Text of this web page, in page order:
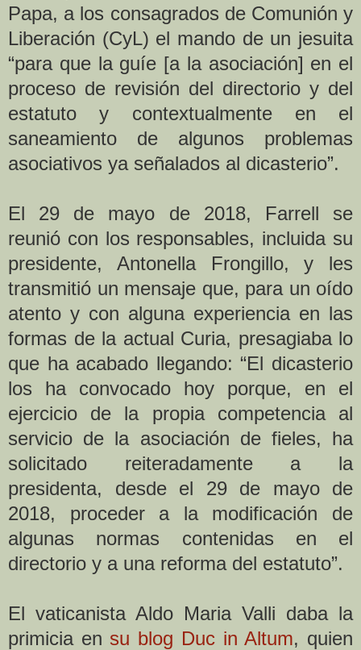
Papa, a los consagrados de Comunión y
Liberación (CyL) el mando de un jesuita
“para que la guíe [a la asociación] en el
proceso de revisión del directorio y del
estatuto y contextualmente en el
saneamiento de algunos problemas
asociativos ya señalados al dicasterio”.
El 29 de mayo de 2018, Farrell se
reunió con los responsables, incluida su
presidente, Antonella Frongillo, y les
transmitió un mensaje que, para un oído
atento y con alguna experiencia en las
formas de la actual Curia, presagiaba lo
que ha acabado llegando: “El dicasterio
los ha convocado hoy porque, en el
ejercicio de la propia competencia al
servicio de la asociación de fieles, ha
solicitado reiteradamente a la
presidenta, desde el 29 de mayo de
2018, proceder a la modificación de
algunas normas contenidas en el
directorio y a una reforma del estatuto”.
El vaticanista Aldo Maria Valli daba la
primicia en su blog Duc in Altum, quien